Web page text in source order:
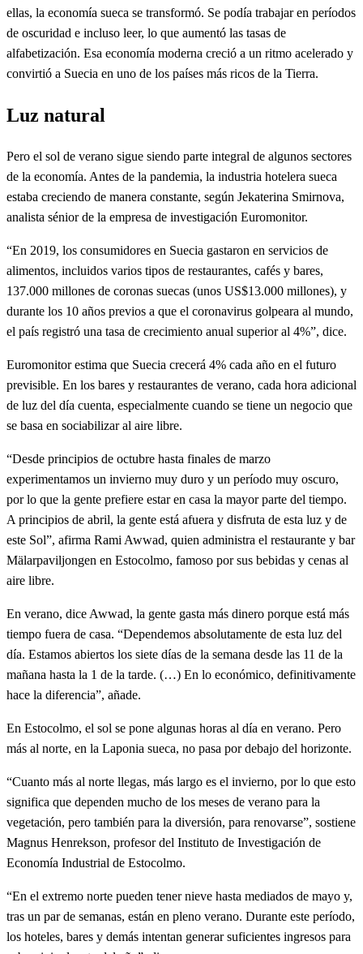
ellas, la economía sueca se transformó. Se podía trabajar en períodos
de oscuridad e incluso leer, lo que aumentó las tasas de
alfabetización. Esa economía moderna creció a un ritmo acelerado y
convirtió a Suecia en uno de los países más ricos de la Tierra.
Luz natural
Pero el sol de verano sigue siendo parte integral de algunos sectores
de la economía. Antes de la pandemia, la industria hotelera sueca
estaba creciendo de manera constante, según Jekaterina Smirnova,
analista sénior de la empresa de investigación Euromonitor.
“En 2019, los consumidores en Suecia gastaron en servicios de
alimentos, incluidos varios tipos de restaurantes, cafés y bares,
137.000 millones de coronas suecas (unos US$13.000 millones), y
durante los 10 años previos a que el coronavirus golpeara al mundo,
el país registró una tasa de crecimiento anual superior al 4%”, dice.
Euromonitor estima que Suecia crecerá 4% cada año en el futuro
previsible. En los bares y restaurantes de verano, cada hora adicional
de luz del día cuenta, especialmente cuando se tiene un negocio que
se basa en sociabilizar al aire libre.
“Desde principios de octubre hasta finales de marzo
experimentamos un invierno muy duro y un período muy oscuro,
por lo que la gente prefiere estar en casa la mayor parte del tiempo.
A principios de abril, la gente está afuera y disfruta de esta luz y de
este Sol”, afirma Rami Awwad, quien administra el restaurante y bar
Mälarpaviljongen en Estocolmo, famoso por sus bebidas y cenas al
aire libre.
En verano, dice Awwad, la gente gasta más dinero porque está más
tiempo fuera de casa. “Dependemos absolutamente de esta luz del
día. Estamos abiertos los siete días de la semana desde las 11 de la
mañana hasta la 1 de la tarde. (…) En lo económico, definitivamente
hace la diferencia”, añade.
En Estocolmo, el sol se pone algunas horas al día en verano. Pero
más al norte, en la Laponia sueca, no pasa por debajo del horizonte.
“Cuanto más al norte llegas, más largo es el invierno, por lo que esto
significa que dependen mucho de los meses de verano para la
vegetación, pero también para la diversión, para renovarse”, sostiene
Magnus Henrekson, profesor del Instituto de Investigación de
Economía Industrial de Estocolmo.
“En el extremo norte pueden tener nieve hasta mediados de mayo y,
tras un par de semanas, están en pleno verano. Durante este período,
los hoteles, bares y demás intentan generar suficientes ingresos para